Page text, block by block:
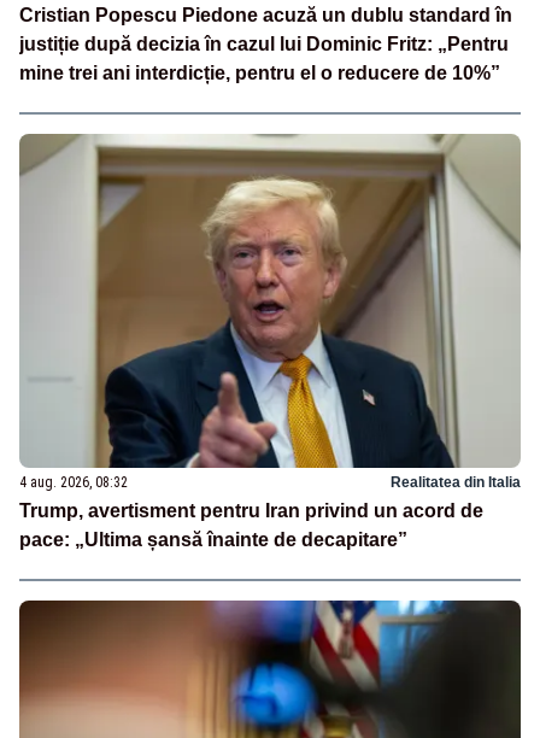
Cristian Popescu Piedone acuză un dublu standard în
justiție după decizia în cazul lui Dominic Fritz: „Pentru
mine trei ani interdicție, pentru el o reducere de 10%”
4 aug. 2026, 08:32 Realitatea din Italia
Trump, avertisment pentru Iran privind un acord de
pace: „Ultima șansă înainte de decapitare”